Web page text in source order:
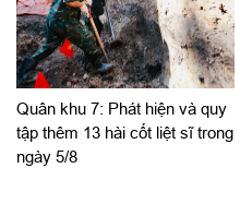
Quân khu 7: Phát hiện và quy
tập thêm 13 hài cốt liệt sĩ trong
ngày 5/8